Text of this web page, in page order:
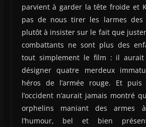
parvient à garder la tête froide et
pas de nous tirer les larmes des
plutôt à insister sur le fait que
combattants ne sont plus des
tout simplement le film : il
désigner quatre merdeux
héros de l’armée rouge. Et
l’occident n’aurait jamais montré
orphelins maniant des armes
l’humour, bel et bien